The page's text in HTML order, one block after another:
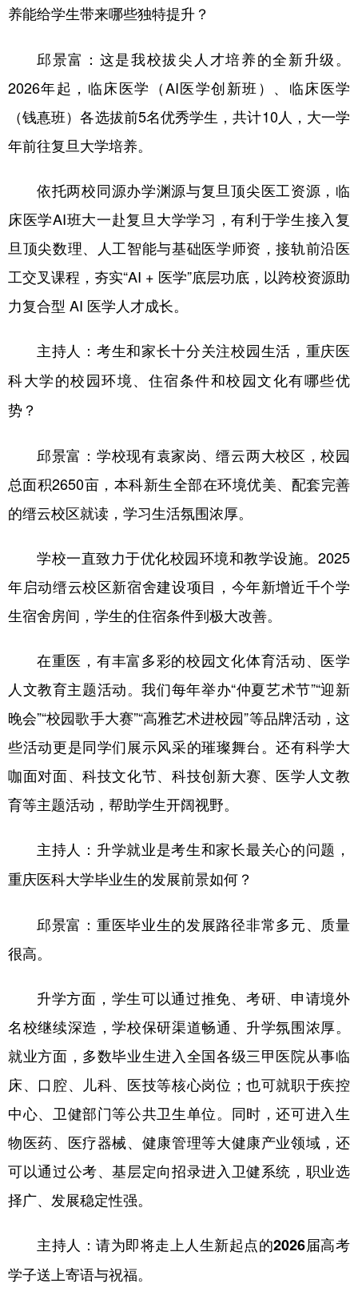
养能给学生带来哪些独特提升？
邱景富：这是我校拔尖人才培养的全新升级。
2026年起，临床医学（AI医学创新班）、临床医学
（钱惪班）各选拔前5名优秀学生，共计10人，大一学
年前往复旦大学培养。
依托两校同源办学渊源与复旦顶尖医工资源，临
床医学AI班大一赴复旦大学学习，有利于学生接入复
旦顶尖数理、人工智能与基础医学师资，接轨前沿医
工交叉课程，夯实“AI + 医学”底层功底，以跨校资源助
力复合型 AI 医学人才成长。
主持人：考生和家长十分关注校园生活，重庆医
科大学的校园环境、住宿条件和校园文化有哪些优
势？
邱景富：学校现有袁家岗、缙云两大校区，校园
总面积2650亩，本科新生全部在环境优美、配套完善
的缙云校区就读，学习生活氛围浓厚。
学校一直致力于优化校园环境和教学设施。2025
年启动缙云校区新宿舍建设项目，今年新增近千个学
生宿舍房间，学生的住宿条件到极大改善。
在重医，有丰富多彩的校园文化体育活动、医学
人文教育主题活动。我们每年举办“仲夏艺术节”“迎新
晚会”“校园歌手大赛”“高雅艺术进校园”等品牌活动，这
些活动更是同学们展示风采的璀璨舞台。还有科学大
咖面对面、科技文化节、科技创新大赛、医学人文教
育等主题活动，帮助学生开阔视野。
主持人：升学就业是考生和家长最关心的问题，
重庆医科大学毕业生的发展前景如何？
邱景富：重医毕业生的发展路径非常多元、质量
很高。
升学方面，学生可以通过推免、考研、申请境外
名校继续深造，学校保研渠道畅通、升学氛围浓厚。
就业方面，多数毕业生进入全国各级三甲医院从事临
床、口腔、儿科、医技等核心岗位；也可就职于疾控
中心、卫健部门等公共卫生单位。同时，还可进入生
物医药、医疗器械、健康管理等大健康产业领域，还
可以通过公考、基层定向招录进入卫健系统，职业选
择广、发展稳定性强。
主持人：请为即将走上人生新起点的2026届高考
学子送上寄语与祝福。